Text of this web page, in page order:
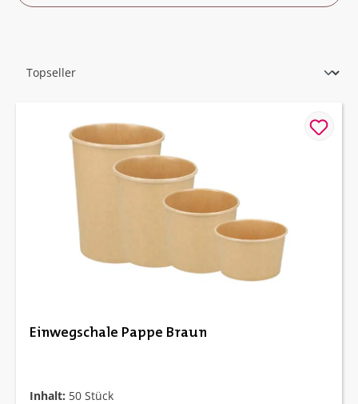
Einwegschale Pappe Braun
Inhalt: 50 Stück